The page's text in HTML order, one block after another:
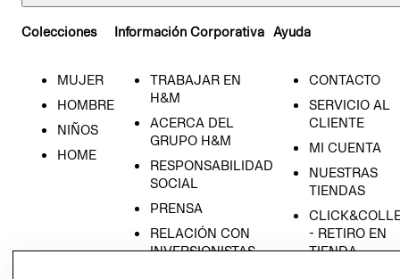
Colecciones
MUJER
HOMBRE
NIÑOS
HOME
Información Corporativa
TRABAJAR EN
H&M
ACERCA DEL
GRUPO H&M
RESPONSABILIDAD
SOCIAL
PRENSA
RELACIÓN CON
INVERSIONISTAS
Ayuda
CONTACTO
SERVICIO AL
CLIENTE
MI CUENTA
NUESTRAS
TIENDAS
- RETIRO EN
TIENDA